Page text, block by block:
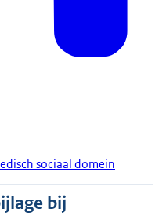
sociaal domein
bij